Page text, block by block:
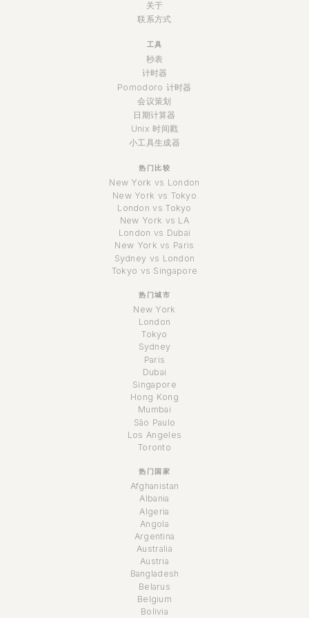
关于
联系方式
工具
秒表
计时器
Pomodoro 计时器
会议策划
日期计算器
Unix 时间戳
小工具生成器
热门比较
New York vs London
New York vs Tokyo
London vs Tokyo
New York vs LA
London vs Dubai
New York vs Paris
Sydney vs London
Tokyo vs Singapore
热门城市
New York
London
Tokyo
Sydney
Paris
Dubai
Singapore
Hong Kong
Mumbai
São Paulo
Los Angeles
Toronto
热门国家
Afghanistan
Albania
Algeria
Angola
Argentina
Australia
Austria
Bangladesh
Belarus
Belgium
Bolivia